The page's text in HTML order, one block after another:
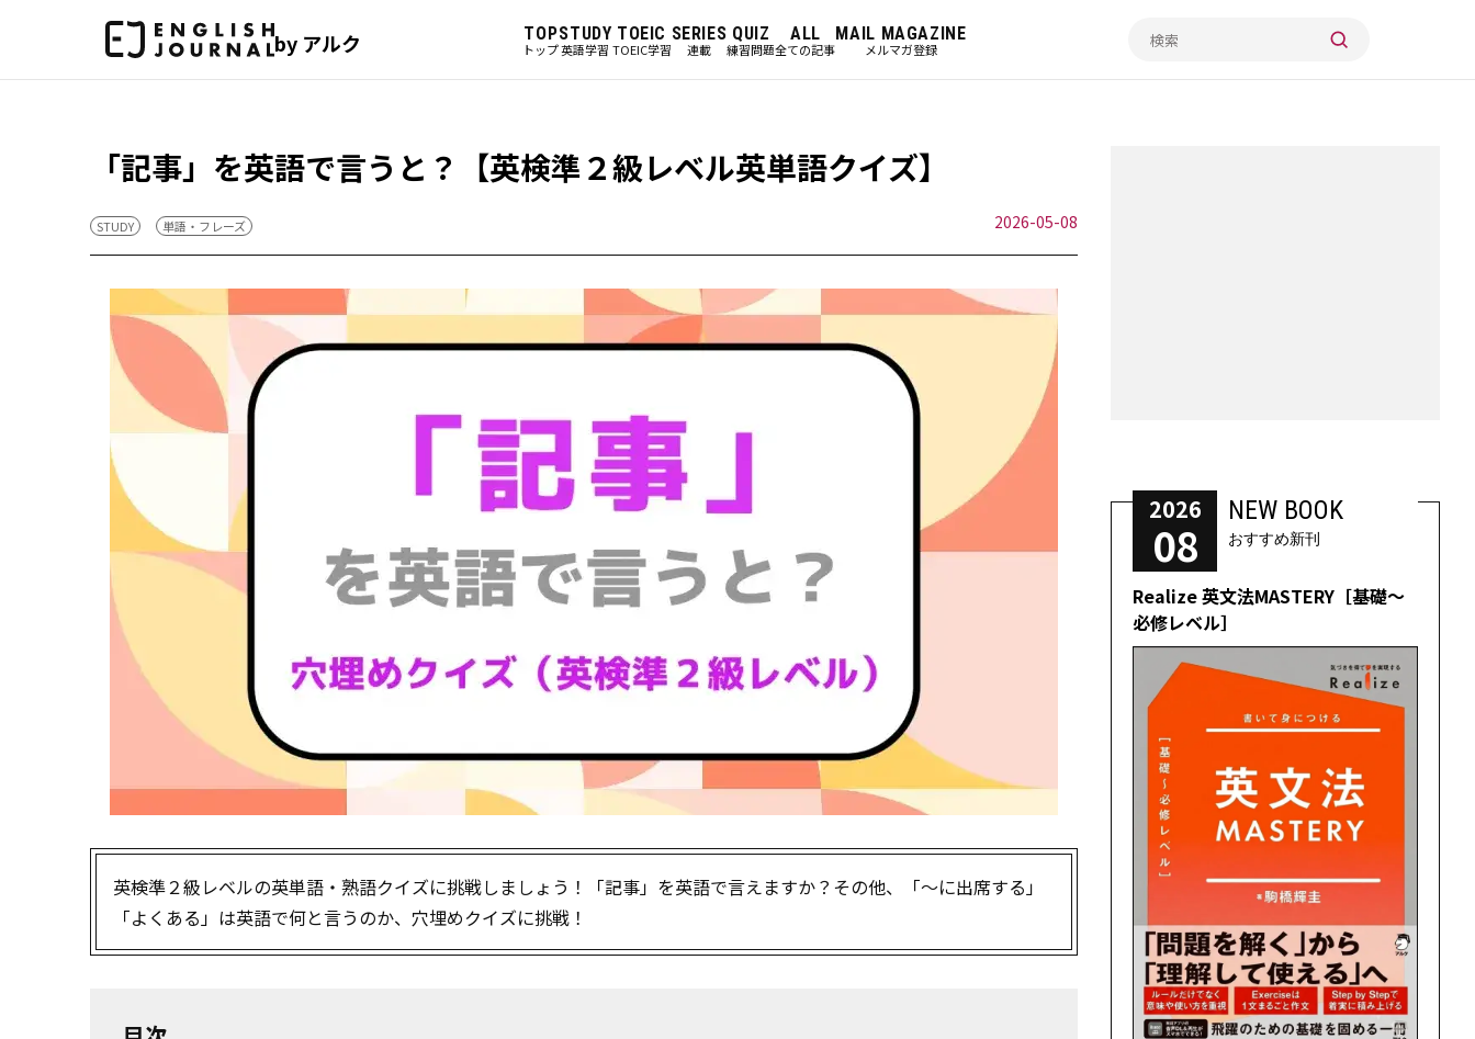
by アルク TOP
トップ
STUDY
英語学習
TOEIC
TOEIC学習
SERIES
連載
QUIZ
練習問題
ALL
全ての記事
MAIL MAGAZINE
メルマガ登録
「記事」を英語で言うと？【英検準２級レベル英単語クイズ】
STUDY 単語・フレーズ 2026-05-08
英検準２級レベルの英単語・熟語クイズに挑戦しましょう！「記事」を英語で言えますか？その他、「～に出席する」
「よくある」は英語で何と言うのか、穴埋めクイズに挑戦！
2026
08
NEW BOOK
おすすめ新刊
Realize 英文法MASTERY［基礎～
必修レベル］